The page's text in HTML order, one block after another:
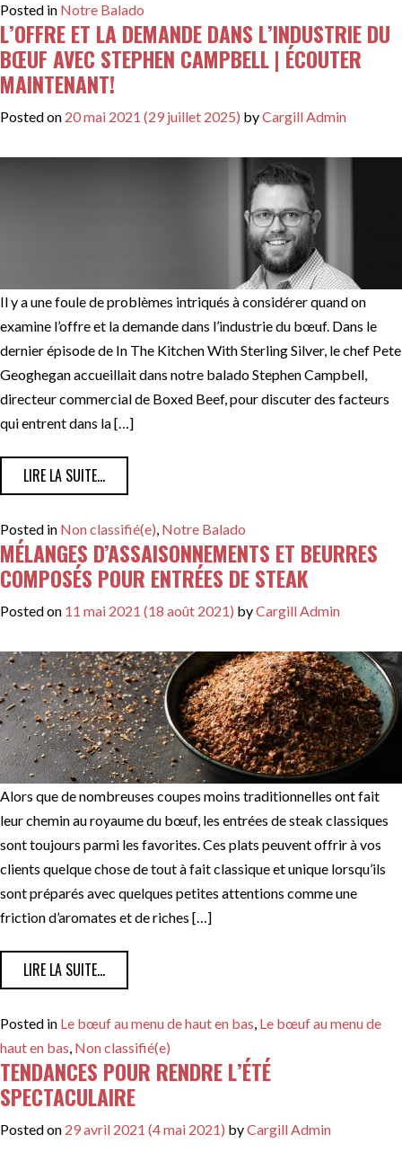
Posted in Notre Balado
L’OFFRE ET LA DEMANDE DANS L’INDUSTRIE DU
BŒUF AVEC STEPHEN CAMPBELL | ÉCOUTER
MAINTENANT!
Posted on 20 mai 2021 (29 juillet 2025) byCargill Admin
Il y a une foule de problèmes intriqués à considérer quand on
examine l’offre et la demande dans l’industrie du bœuf. Dans le
dernier épisode de In The Kitchen With Sterling Silver, le chef Pete
Geoghegan accueillait dans notre balado Stephen Campbell,
directeur commercial de Boxed Beef, pour discuter des facteurs
qui entrent dans la […]
LIRE LA SUITE…
Posted in Non classifié(e) Notre Balado
MÉLANGES D’ASSAISONNEMENTS ET BEURRES
COMPOSÉS POUR ENTRÉES DE STEAK
Posted on 11 mai 2021 (18 août 2021) byCargill Admin
Alors que de nombreuses coupes moins traditionnelles ont fait
leur chemin au royaume du bœuf, les entrées de steak classiques
sont toujours parmi les favorites. Ces plats peuvent offrir à vos
clients quelque chose de tout à fait classique et unique lorsqu’ils
sont préparés avec quelques petites attentions comme une
friction d’aromates et de riches […]
LIRE LA SUITE…
Posted in Le bœuf au menu de haut en bas Le bœuf au menu de
haut en bas Non classifié(e)
TENDANCES POUR RENDRE L’ÉTÉ
SPECTACULAIRE
Posted on 29 avril 2021 (4 mai 2021) byCargill Admin